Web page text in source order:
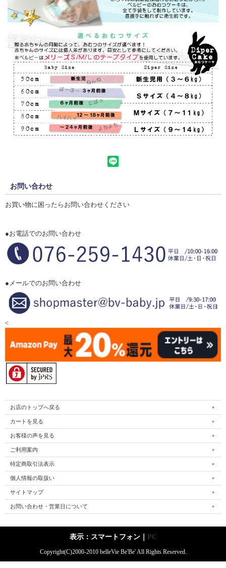
お問い合わせ
お買い物に困ったらお問い合わせください
●お電話でのお問い合わせ
●メールでのお問い合わせ
<
お店のトップへ戻る
カートを見る
お客様の声を見る
ご利用案内
特定商取引法表示
個人情報の取扱い
サイトマップ
お問い合わせ・営業日について
表示：スマートフォン｜ PC
Copyright(C)2000-2010 belleVie Be'Be' All Rights Reserved.